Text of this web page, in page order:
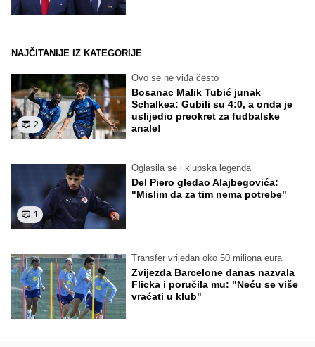
NAJČITANIJE IZ KATEGORIJE
2
Ovo se ne viđa često
Bosanac Malik Tubić junak
Schalkea: Gubili su 4:0, a onda je
uslijedio preokret za fudbalske
anale!
1
Oglasila se i klupska legenda
Del Piero gledao Alajbegovića:
"Mislim da za tim nema potrebe"
Transfer vrijedan oko 50 miliona eura
Zvijezda Barcelone danas nazvala
Flicka i poručila mu: "Neću se više
vraćati u klub"